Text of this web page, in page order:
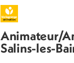
Animateur/
Salins-les-